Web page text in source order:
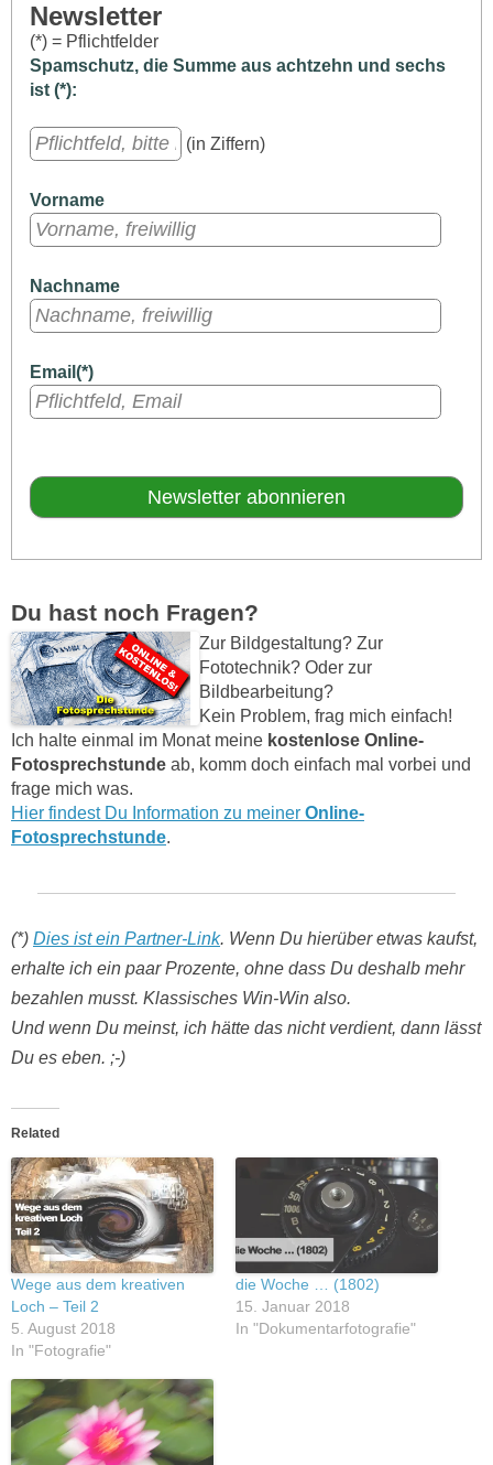
Newsletter
(*) = Pflichtfelder
Spamschutz, die Summe aus achtzehn und sechs
ist (*):
(in Ziffern)
Vorname
Nachname
Email(*)
Du hast noch Fragen?
Zur Bildgestaltung? Zur
Fototechnik? Oder zur
Bildbearbeitung?
Kein Problem, frag mich einfach!
Ich halte einmal im Monat meine kostenlose Online-
Fotosprechstunde ab, komm doch einfach mal vorbei und
frage mich was.
Hier findest Du Information zu meiner Online-
Fotosprechstunde.
(*) Dies ist ein Partner-Link. Wenn Du hierüber etwas kaufst,
erhalte ich ein paar Prozente, ohne dass Du deshalb mehr
bezahlen musst. Klassisches Win-Win also.
Und wenn Du meinst, ich hätte das nicht verdient, dann lässt
Du es eben. ;-)
Related
Wege aus dem kreativen
Loch – Teil 2
5. August 2018
In "Fotografie"
die Woche … (1802)
15. Januar 2018
In "Dokumentarfotografie"